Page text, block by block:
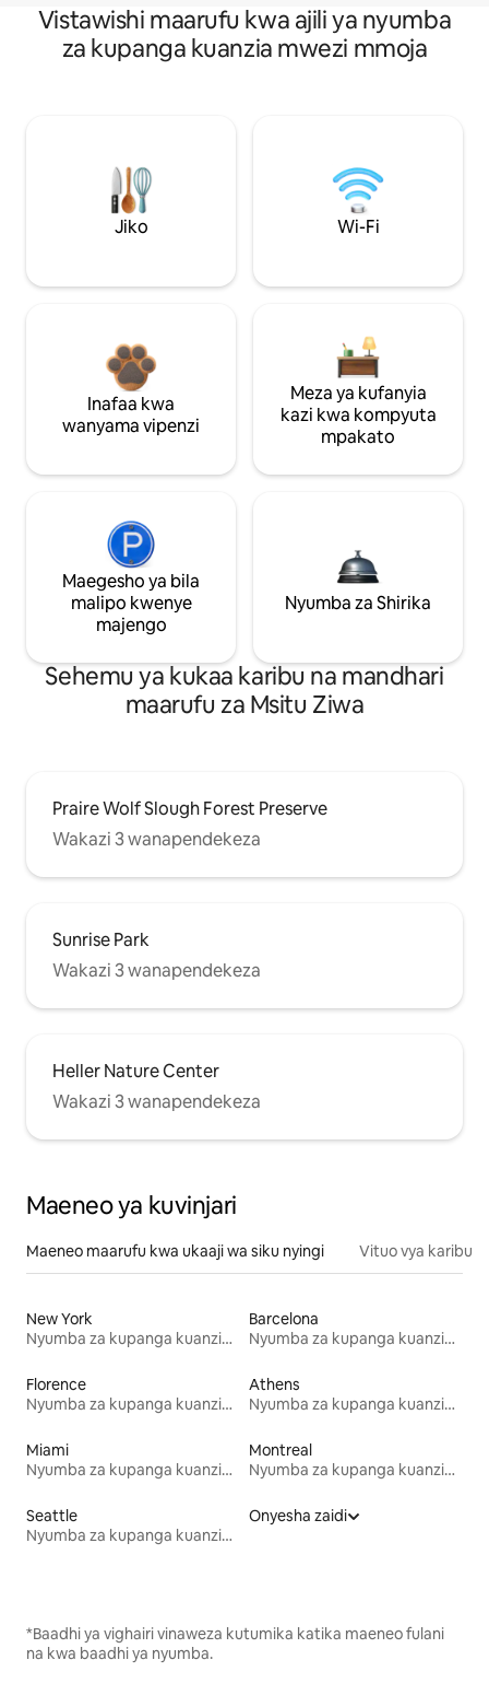
Vistawishi maarufu kwa ajili ya nyumba
za kupanga kuanzia mwezi mmoja
Jiko Wi-Fi
Inafaa kwa
wanyama vipenzi
Meza ya kufanyia
kazi kwa kompyuta
mpakato
Maegesho ya bila
malipo kwenye
majengo
Nyumba za Shirika
Sehemu ya kukaa karibu na mandhari
maarufu za Msitu Ziwa
Praire Wolf Slough Forest Preserve
Wakazi 3 wanapendekeza
Sunrise Park
Wakazi 3 wanapendekeza
Heller Nature Center
Wakazi 3 wanapendekeza
Maeneo ya kuvinjari
Maeneo maarufu kwa ukaaji wa siku nyingi Vituo vya karibu
New York
Nyumba za kupanga kuanzia mwezi mmoja
Barcelona
Nyumba za kupanga kuanzia mwezi mmoja
Florence
Nyumba za kupanga kuanzia mwezi mmoja
Athens
Nyumba za kupanga kuanzia mwezi mmoja
Miami
Nyumba za kupanga kuanzia mwezi mmoja
Montreal
Nyumba za kupanga kuanzia mwezi mmoja
Seattle
Nyumba za kupanga kuanzia mwezi mmoja
Onyesha zaidi
*Baadhi ya vighairi vinaweza kutumika katika maeneo fulani
na kwa baadhi ya nyumba.